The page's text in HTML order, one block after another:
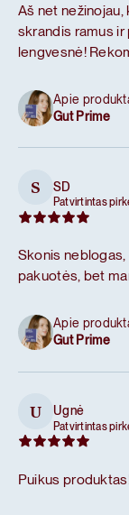
Aš net
skrandis ramus
lengvesnė!
Apie
Gut Prime
S SD
Patvirtintas
Skonis
pakuotės, bet
Apie
Gut Prime
U Ugnė
Patvirtintas
Puikus